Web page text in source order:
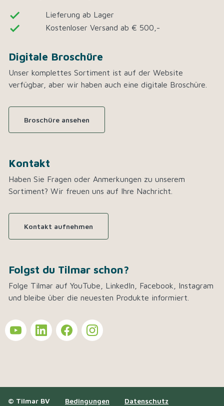
done Lieferung ab Lager
done Kostenloser Versand ab € 500,-
Digitale Broschüre
Unser komplettes Sortiment ist auf der Website
verfügbar, aber wir haben auch eine digitale Broschüre.
Broschüre ansehen
Kontakt
Haben Sie Fragen oder Anmerkungen zu unserem
Sortiment? Wir freuen uns auf Ihre Nachricht.
Kontakt aufnehmen
Folgst du Tilmar schon?
Folge Tilmar auf YouTube, LinkedIn, Facebook, Instagram
und bleibe über die neuesten Produkte informiert.
© Tilmar BV Bedingungen Datenschutz